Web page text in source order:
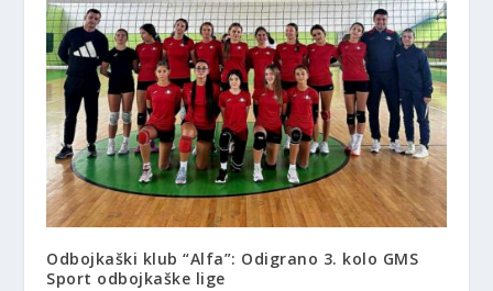
Odbojkaški klub “Alfa”: Odigrano 3. kolo GMS
Sport odbojkaške lige